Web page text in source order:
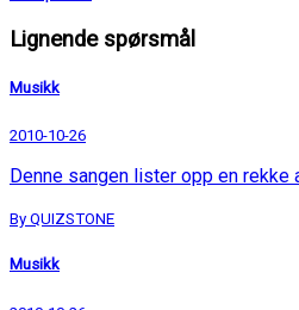
Lignende spørsmål
Musikk
2010-10-26
Denne sangen lister opp en
By QUIZSTONE
Musikk